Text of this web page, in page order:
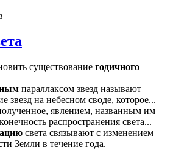
существование годичного
параллаксом звезд называют
звезд на небесном своде, которое...
явлением, названным им
распространения света...
света связывают с изменением
Земли в течение года.